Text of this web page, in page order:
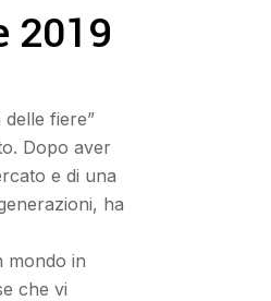
2019
fiere”
Dopo aver
e di una
ha
mondo in
che vi